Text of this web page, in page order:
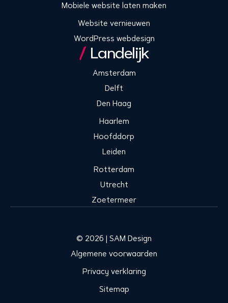
Mobiele website laten maken
Website vernieuwen
WordPress webdesign
Landelijk
Amsterdam
Delft
Den Haag
Haarlem
Hoofddorp
Leiden
Rotterdam
Utrecht
Zoetermeer
© 2026 | SAM Design
Algemene voorwaarden
Privacy verklaring
Sitemap